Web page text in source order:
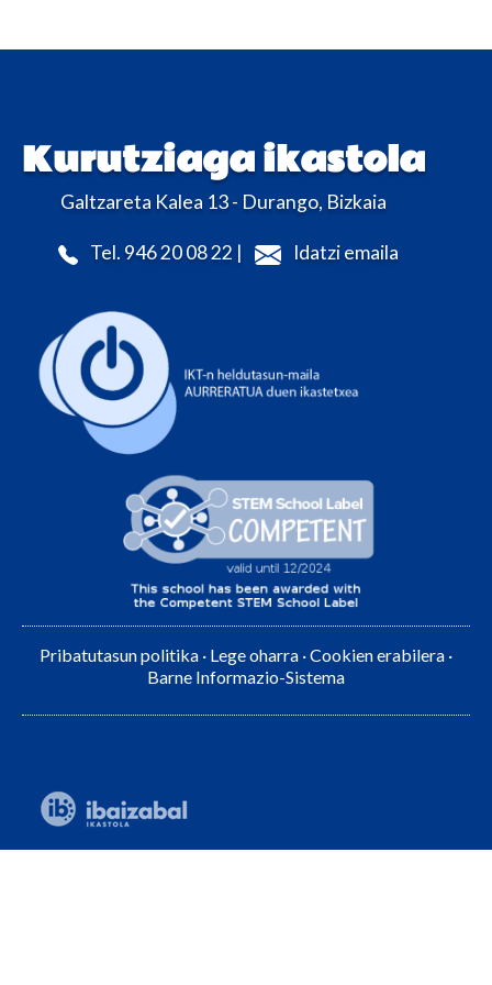
Kurutziaga ikastola
Galtzareta Kalea 13 - Durango, Bizkaia
Tel. 946 20 08 22 | Idatzi emaila
Pribatutasun politika · Lege oharra ·Cookien erabilera ·
Barne Informazio-Sistema